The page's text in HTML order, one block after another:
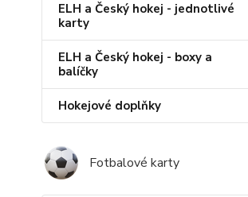
ELH a Český hokej - jednotlivé
karty
ELH a Český hokej - boxy a
balíčky
Hokejové doplňky
Fotbalové karty